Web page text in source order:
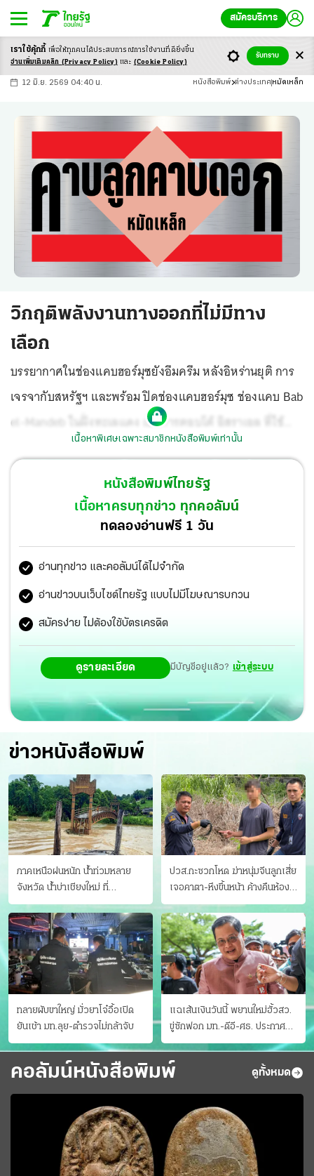
สมัครบริการ
-ก ก ก+
12 มิ.ย. 2569 04:40 น. หนังสือพิมพ์ ต่างประเทศ หมัดเหล็ก
วิกฤติพลังงานทางออกที่ไม่มีทาง
เลือก
บรรยากาศในช่องแคบฮอร์มุซยังอึมครึม หลังอิหร่านยุติ การ
เจรจากับสหรัฐฯ และพร้อม ปิดช่องแคบฮอร์มุซ ช่องแคบ Bab
el-Mandeb ในฝั่งทะเลแดง เป็นการตอบโต้ อิสราเอล ที่ใช้
กำลังโจมตี เลบานอน รวมทั้งการที่ กองกำลังพิทักษ์ปฏิวัติ
อิสลาม โจมตีเรือคอนเทนเนอร์ ที่ติดธงสัญชาติปานามา โดย
อิหร่านอ้างว่าเป็นเรือของสหรัฐฯด้วย ถึง ประธานาธิบดี โดนั
ลด์ ทรัมป์ จะประสานไปยัง ผู้นำอิสราเอล ให้เร่งบรรลุข้อตกลง
หยุดยิงกับเลบานอนก็ตาม แต่การสู้รบก็ยังเดินหน้าไม่หยุด
เนื้อหาพิเศษเฉพาะสมาชิกหนังสือพิมพ์เท่านั้น
หนังสือพิมพ์ไทยรัฐ
เนื้อหาครบทุกข่าว ทุกคอลัมน์
ทดลองอ่านฟรี 1 วัน
อ่านทุกข่าว และคอลัมน์ได้ไม่จำกัด
อ่านข่าวบนเว็บไซต์ไทยรัฐ แบบไม่มีโฆษณารบกวน
สมัครง่าย ไม่ต้องใช้บัตรเครดิต
ดูรายละเอียด มีบัญชีอยู่แล้ว? เข้าสู่ระบบ
ข่าวหนังสือพิมพ์
ภาคเหนือฝนหนัก น้ำท่วมหลาย
จังหวัด นํ้าบ่าเชียงใหม่ ที่
แม่ฮ่องสอน ซัดสะพานขาด
ปวส.กะซวกโหด ฆ่าหนุ่มจีนลูกเสี่ย
เจอคาตา-หึงขึ้นหน้า ค้างคืนห้อง
แฟนสาว
ทลายผับขาใหญ่ มั่วยาโจ๋อื้อเปิด
ยันเช้า มท.ลุย-ตำรวจไม่กล้าจับ
แฉเส้นเงินวันนี้ พยานใหม่ฮั้วสว.
ขู่ซักฟอก มท.-ดีอี-ศธ. ประกาศ
บัญชีท้องถิ่น
คอลัมน์หนังสือพิมพ์ ดูทั้งหมด
เราใช้คุ้กกี้ เพื่อให้ทุกคนได้ประสบการณ์การใช้งานที่ดียิ่งขึ้น
อ่านเพิ่มเติมคลิก (Privacy Policy) และ (Cookie Policy)
รับทราบ